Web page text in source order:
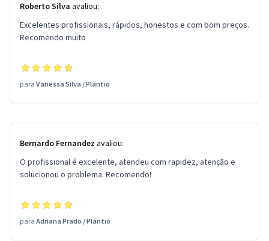
Roberto Silva avaliou:
Excelentes profissionais, rápidos, honestos e com bom preços.
Recomendo muito
para Vanessa Silva /Plantio
Bernardo Fernandez avaliou:
O profissional é excelente, atendeu com rapidez, atenção e
solucionou o problema. Recomendo!
para Adriana Prado /Plantio